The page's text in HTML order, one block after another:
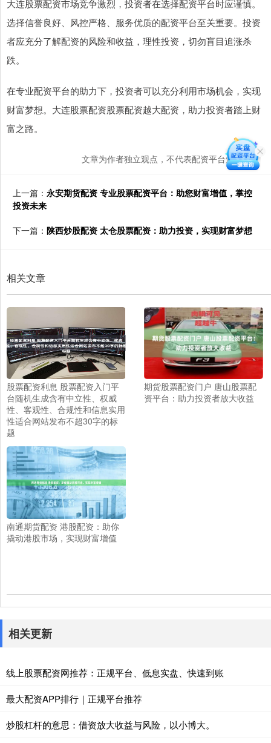
大连股票配资市场竞争激烈，投资者在选择配资平台时应谨慎。
选择信誉良好、风控严格、服务优质的配资平台至关重要。投资
者应充分了解配资的风险和收益，理性投资，切勿盲目追涨杀
跌。
在专业配资平台的助力下，投资者可以充分利用市场机会，实现
财富梦想。大连股票配资股票配资越大配资，助力投资者踏上财
富之路。
文章为作者独立观点，不代表配资平台炒股观点
上一篇： 永安期货配资 专业股票配资平台：助您财富增值，掌控
投资未来
下一篇： 陕西炒股配资 太仓股票配资：助力投资，实现财富梦想
相关文章
股票配资利息 股票配资入门平
台随机生成含有中立性、权威
性、客观性、合规性和信息实用
性适合网站发布不超30字的标
题
期货股票配资门户 唐山股票配
资平台：助力投资者放大收益
南通期货配资 港股配资：助你
撬动港股市场，实现财富增值
相关更新
线上股票配资网推荐：正规平台、低息实盘、快速到账
最大配资APP排行｜正规平台推荐
炒股杠杆的意思：借资放大收益与风险，以小博大。